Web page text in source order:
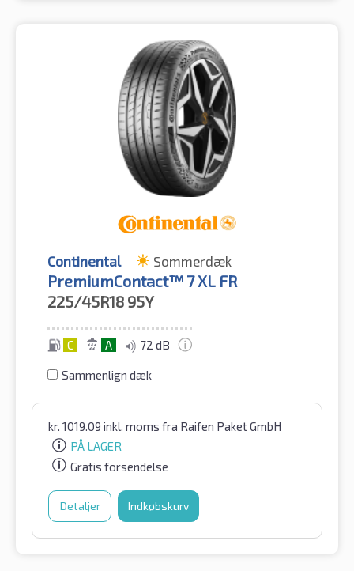
Continental Sommerdæk
PremiumContact™ 7 XL FR
225/45R18 95Y
C A 72 dB
Sammenlign dæk
kr. 1019.09 inkl. moms fra Raifen Paket GmbH
PÅ LAGER
Gratis forsendelse
Detaljer Indkøbskurv